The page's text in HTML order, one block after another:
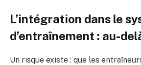
L’intégration dans le
d’entraînement : au-
Un risque existe : que les